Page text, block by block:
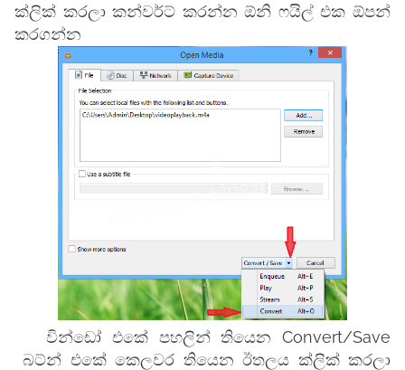
ක්ලික් කරලා කන්වර්ට් කරන්න ඕනි ෆයිල් එක ඕපන්
කරගන්න
වින්ඩෝ එකේ පහලින් තියෙන Convert/Save
බට්න් එකේ කෙලවර තියෙන ඊතලය ක්ලික් කරලා